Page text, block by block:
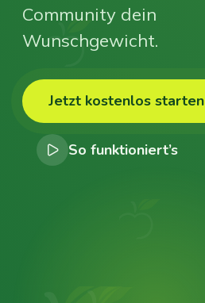
Community dein
Wunschgewicht.
Jetzt kostenlos starten
So funktioniert’s